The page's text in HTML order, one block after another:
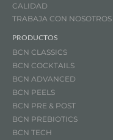
CALIDAD
TRABAJA CON NOSOTROS
PRODUCTOS
BCN CLASSICS
BCN COCKTAILS
BCN ADVANCED
BCN PEELS
BCN PRE & POST
BCN PREBIOTICS
BCN TECH